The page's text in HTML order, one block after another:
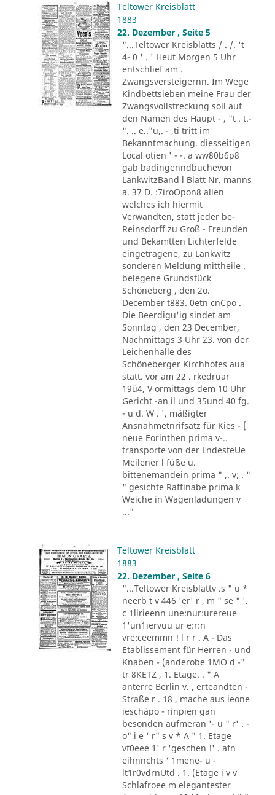
Teltower Kreisblatt
1883
22. Dezember , Seite 5
"...Teltower Kreisblatts / . /. 't
4- 0 ' . ' Heut Morgen 5 Uhr
entschlief am .
Zwangsversteigernn. Im Wege
Kindbettsieben meine Frau der
Zwangsvollstreckung soll auf
den Namen des Haupt - , "t . t.-
". .. e.."u,. - ,ti tritt im
Bekanntmachung. diesseitigen
Local otien ' - -. a ww80b6p8
gab badingenndbuchevon
LankwitzBand l Blatt Nr. manns
a. 37 D. :7iroOpon8 allen
welches ich hiermit
Verwandten, statt jeder be-
Reinsdorff zu Groß - Freunden
und Bekamtten Lichterfelde
eingetragene, zu Lankwitz
sonderen Meldung mittheile .
belegene Grundstück
Schöneberg , den 2o.
December t883. 0etn cnCpo .
Die Beerdigu'ig sindet am
Sonntag , den 23 December,
Nachmittags 3 Uhr 23. von der
Leichenhalle des
Schöneberger Kirchhofes aua
statt. vor am 22 . rkedruar
19ü4, V ormittags dem 10 Uhr
Gericht -an il und 35und 40 fg.
- u d. W . ', mäßigter
Ansnahmetnrifsatz für Kies - [
neue Eorinthen prima v-..
transporte von der LndesteUe
Meilener l füße u.
bittenemandein prima " ,. v; . "
" gesichte Raffinabe prima k
Weiche in Wagenladungen v
..."
Teltower Kreisblatt
1883
22. Dezember , Seite 6
"...Teltower Kreisblattv .s " u *
neerb t v 446 'er' r , m " se " '.
c 1llrieenn une:nur:urereue
1'un1iervuu ur e:r:n
vre:ceemmn ! l r r . A - Das
Etablissement für Herren - und
Knaben - (anderobe 1MO d -"
tr 8KETZ , 1. Etage. . " A
anterre Berlin v. , erteandten -
Straße r . 18 , mache aus ieone
ieschäpo - rinpien gan
besonden aufmeran '- u " r' . -
o" i e ' r" s v * A " 1. Etage
vf0eee 1' r 'geschen !' . afn
eihnnchts ' 1mene- u -
lt1r0vdrnUtd . 1. (Etage i v v
Schlafroee m elegantester